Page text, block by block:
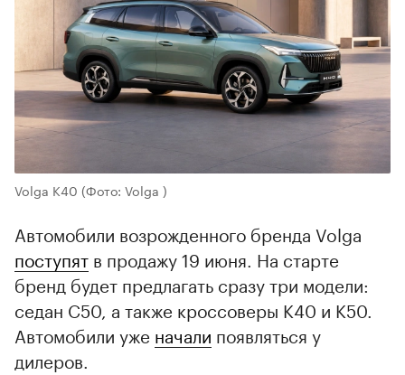
Volga K40 (Фото: Volga )
Автомобили возрожденного бренда Volga
поступят в продажу 19 июня. На старте
бренд будет предлагать сразу три модели:
седан C50, а также кроссоверы K40 и K50.
Автомобили уже начали появляться у
дилеров.